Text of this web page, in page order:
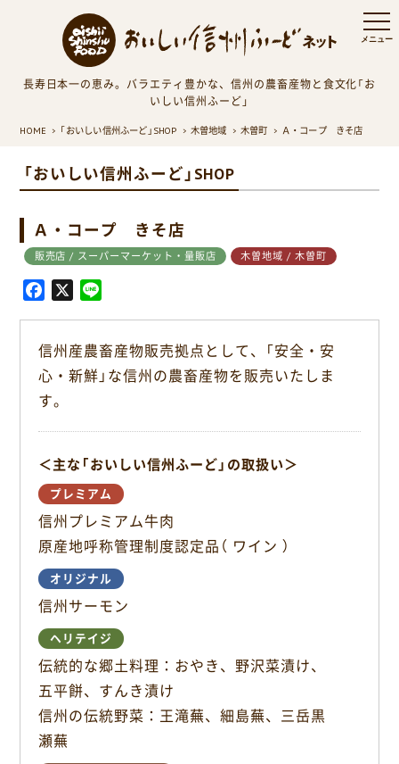
長寿日本一の恵み。バラエティ豊かな、信州の農畜産物と食文化「お
いしい信州ふーど」
HOME 「おいしい信州ふーど」SHOP 木曽地域 木曽町 Ａ・コープ きそ店
「おいしい信州ふーど」SHOP
Ａ・コープ きそ店
販売店 / スーパーマーケット・量販店 木曽地域 / 木曽町
e
b
o
X
e
信州産農畜産物販売拠点として、「安全・安
心・新鮮」な信州の農畜産物を販売いたしま
す。
＜主な「おいしい信州ふーど」の取扱い＞
プレミアム
信州プレミアム牛肉
原産地呼称管理制度認定品（ ワイン ）
オリジナル
信州サーモン
ヘリテイジ
伝統的な郷土料理：おやき、野沢菜漬け、
五平餅、すんき漬け
信州の伝統野菜：王滝蕪、細島蕪、三岳黒
瀬蕪